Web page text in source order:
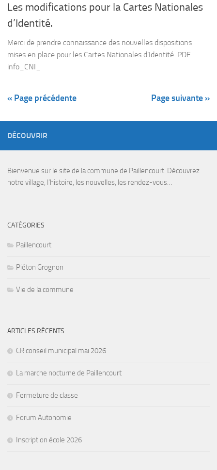
Les modifications pour la Cartes Nationales
d’Identité.
Merci de prendre connaissance des nouvelles dispositions
mises en place pour les Cartes Nationales d’Identité. PDF
info_CNI_
« Page précédente Page suivante »
DÉCOUVRIR
Bienvenue sur le site de la commune de Paillencourt. Découvrez
notre village, l’histoire, les nouvelles, les rendez-vous…
CATÉGORIES
Paillencourt
Piéton Grognon
Vie de la commune
ARTICLES RÉCENTS
CR conseil municipal mai 2026
La marche nocturne de Paillencourt
Fermeture de classe
Forum Autonomie
Inscription école 2026